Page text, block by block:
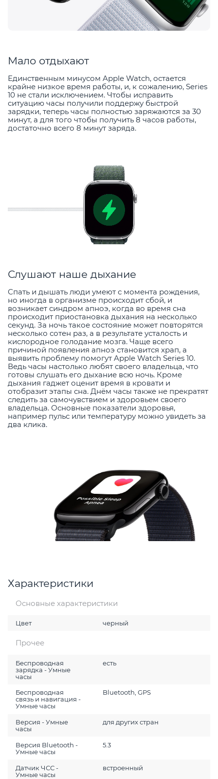
Мало отдыхают
Единственным минусом Apple Watch, остается
крайне низкое время работы, и, к сожалению, Series
10 не стали исключением. Чтобы исправить
ситуацию часы получили поддержу быстрой
зарядки, теперь часы полностью заряжаются за 30
минут, а для того чтобы получить 8 часов работы,
достаточно всего 8 минут заряда.
Слушают наше дыхание
Спать и дышать люди умеют с момента рождения,
но иногда в организме происходит сбой, и
возникает синдром апноэ, когда во время сна
происходит приостановка дыхания на несколько
секунд. За ночь такое состояние может повторятся
несколько сотен раз, а в результате усталость и
кислородное голодание мозга. Чаще всего
причиной появления апноэ становится храп, а
выявить проблему помогут Apple Watch Series 10.
Ведь часы настолько любят своего владельца, что
готовы слушать его дыхание всю ночь. Кроме
дыхания гаджет оценит время в кровати и
отобразит этапы сна. Днём часы также не прекратят
следить за самочувствием и здоровьем своего
владельца. Основные показатели здоровья,
например пульс или температуру можно увидеть за
два клика.
Характеристики
Основные характеристики
Цвет черный
Прочее
Беспроводная
зарядка - Умные
часы
есть
Беспроводная
связь и навигация -
Умные часы
Bluetooth, GPS
Версия - Умные
часы
для других стран
Версия Bluetooth -
Умные часы
5.3
Датчик ЧСС -
Умные часы
встроенный